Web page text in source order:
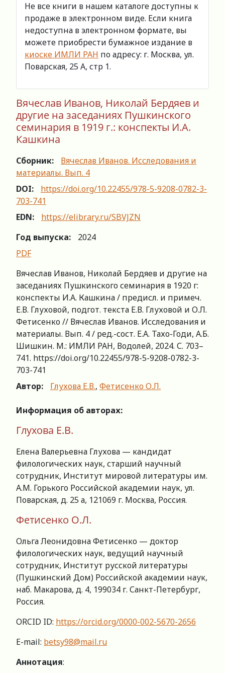
Не все книги в нашем каталоге доступны к
продаже в электронном виде. Если книга
недоступна в электронном формате, вы
можете приобрести бумажное издание в
киоске ИМЛИ РАН по адресу: г. Москва, ул.
Поварская, 25 А, стр 1.
Вячеслав Иванов, Николай Бердяев и
другие на заседаниях Пушкинского
семинария в 1919 г.: конспекты И.А.
Кашкина
Сборник:
Вячеслав Иванов. Исследования и
материалы. Вып. 4
DOI:
https://doi.org/10.22455/978-5-9208-0782-3-
703-741
EDN:
https://elibrary.ru/SBVJZN
Год выпуска:
2024
PDF
Вячеслав Иванов, Николай Бердяев и другие на
заседаниях Пушкинского семинария в 1920 г:
конспекты И.А. Кашкина / предисл. и примеч.
Е.В. Глуховой, подгот. текста Е.В. Глуховой и О.Л.
Фетисенко // Вячеслав Иванов. Исследования и
материалы. Вып. 4 / ред.-сост. Е.А. Тахо-Годи, А.Б.
Шишкин. М.: ИМЛИ РАН, Водолей, 2024. С. 703–
741. https://doi.org/10.22455/978-5-9208-0782-3-
703-741
Автор:
Глухова Е.В., Фетисенко О.Л.
Информация об авторах:
Глухова Е.В.
Елена Валерьевна Глухова — кандидат
филологических наук, старший научный
сотрудник, Институт мировой литературы им.
А.М. Горького Российской академии наук, ул.
Поварская, д. 25 а, 121069 г. Москва, Россия.
Фетисенко О.Л.
Ольга Леонидовна Фетисенко — доктор
филологических наук, ведущий научный
сотрудник, Институт русской литературы
(Пушкинский Дом) Российской академии наук,
наб. Макарова, д. 4, 199034 г. Санкт-Петербург,
Россия.
ORCID ID: https://orcid.org/0000-002-5670-2656
E-mail: betsy98@mail.ru
Аннотация: